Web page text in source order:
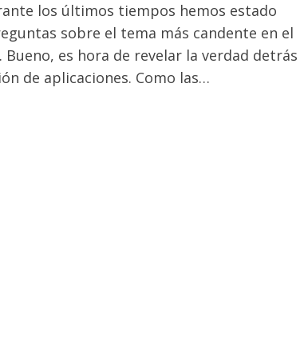
los últimos tiempos hemos estado
sobre el tema más candente en el
Bueno, es hora de revelar la verdad detrás
de aplicaciones. Como las…